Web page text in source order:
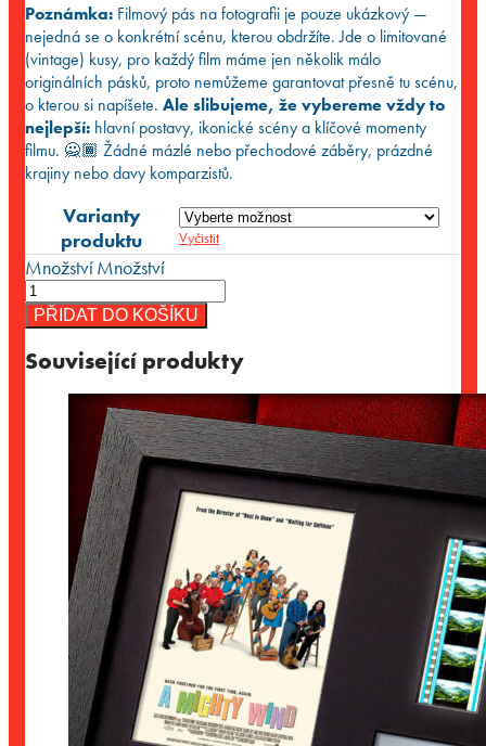
Poznámka: Filmový pás na fotografii je pouze ukázkový —
nejedná se o konkrétní scénu, kterou obdržíte. Jde o limitované
(vintage) kusy, pro každý film máme jen několik málo
originálních pásků, proto nemůžeme garantovat přesně tu scénu,
o kterou si napíšete. Ale slibujeme, že vybereme vždy to
nejlepší: hlavní postavy, ikonické scény a klíčové momenty
filmu. 🙅🏾 Žádné mázlé nebo přechodové záběry, prázdné
krajiny nebo davy komparzistů.
Varianty
produktu
Vyčistit
MnožstvíMnožství
PŘIDAT DO KOŠÍKU
Související produkty